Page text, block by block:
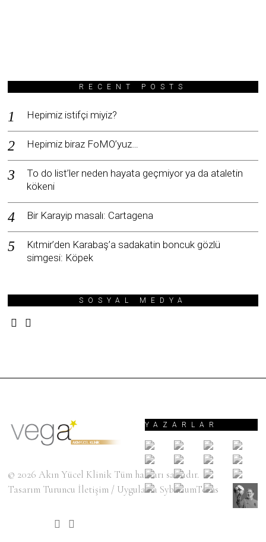
RECENT POSTS
Hepimiz istifçi miyiz?
Hepimiz biraz FoMO’yuz…
To do list’ler neden hayata geçmiyor ya da ataletin
kökeni
Bir Karayip masalı: Cartagena
Kıtmir’den Karabaş’a sadakatin boncuk gözlü
simgesi: Köpek
SOSYAL MEDYA
© 2026Akın Yücel Klinik Tüm hakları saklıdır.
Tasarım Turuncu İletişim / Uygulama SyberiumTechs
YAZARLAR